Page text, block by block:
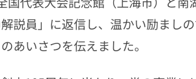
説員」に返信し、温かい励まし
あいさつを伝えました。